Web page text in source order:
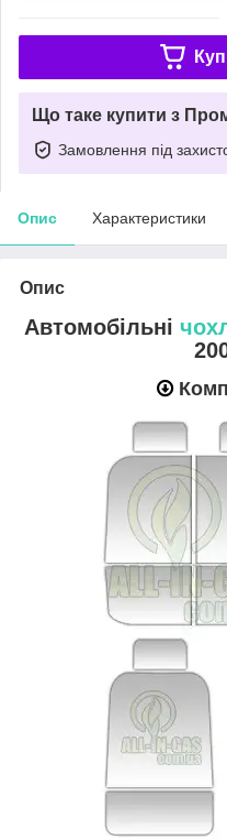
Що таке купити з
Замовлення під
Опис Характеристики
Опис
Автомобільні